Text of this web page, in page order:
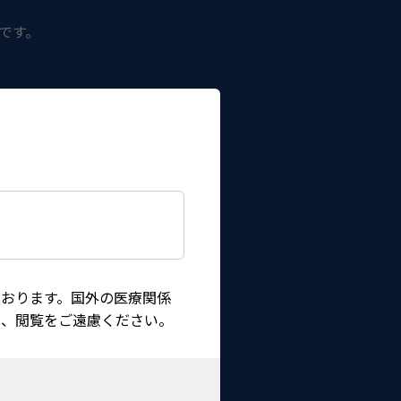
ります。国外の医療関係
閲覧をご遠慮ください。
。